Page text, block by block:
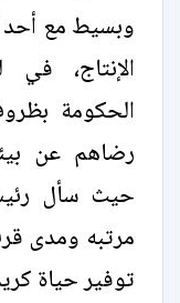
وبسيط مع أحد
الإنتاج،
الحكومة
رضاهم عن
حيث سأل
مرتبه ومدى
توفير حياة